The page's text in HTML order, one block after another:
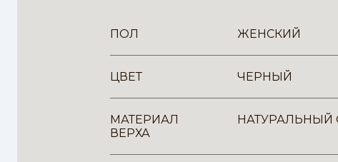
ПОЛ ЖЕНСКИЙ
ЦВЕТ ЧЕРНЫЙ
МАТЕРИАЛ
ВЕРХА
НАТУРАЛЬНЫЙ